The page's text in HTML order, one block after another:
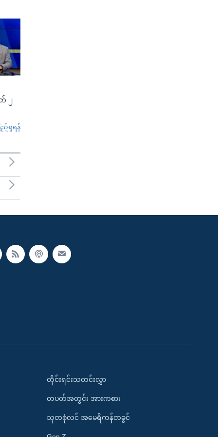
တ် ၂
ည့်ရှုရန်
တိုင်းရင်းသတင်းလွှာ
တပတ်အတွင်း အားကစား
သုတစုံလင် အမေရိကန်တခွင်